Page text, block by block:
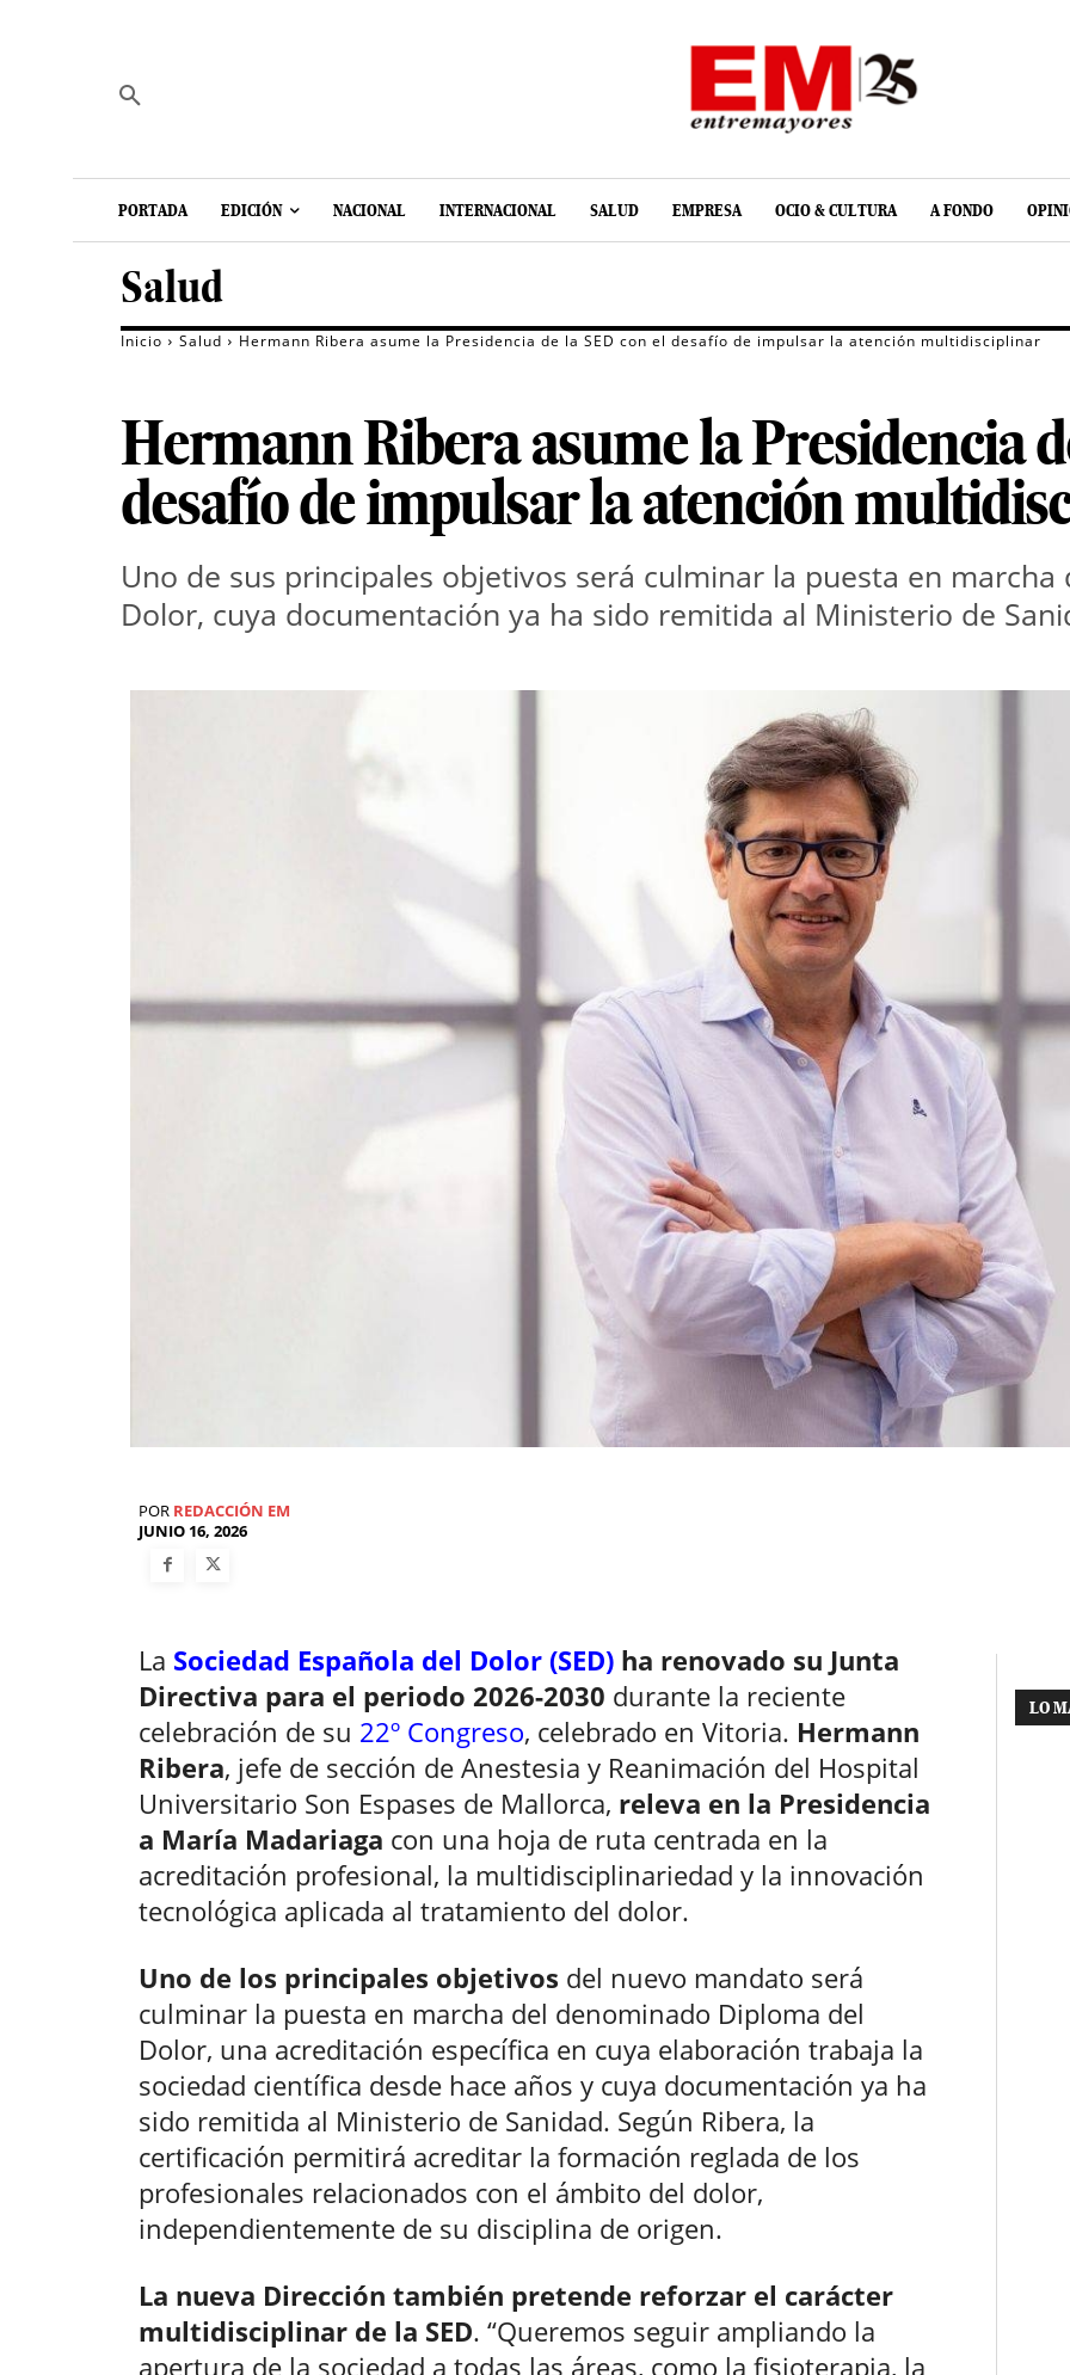
PORTADA EDICIÓN NACIONAL INTERNACIONAL SALUD EMPRESA OCIO & CULTURA A FONDO
Salud
Inicio Salud Hermann Ribera asume la Presidencia de la SED con el desafío de impulsar la atención multidisciplinar
Hermann Ribera asume la Presidencia
desafío de impulsar la atención
Uno de sus principales objetivos será culminar la puesta en
Dolor, cuya documentación ya ha sido remitida al Ministerio de
POR REDACCIÓN EM
JUNIO 16, 2026
La Sociedad Española del Dolor (SED) ha renovado su Junta
Directiva para el periodo 2026-2030 durante la reciente
celebración de su 22º Congreso, celebrado en Vitoria. Hermann
Ribera, jefe de sección de Anestesia y Reanimación del Hospital
Universitario Son Espases de Mallorca, releva en la Presidencia
a María Madariaga con una hoja de ruta centrada en la
acreditación profesional, la multidisciplinariedad y la innovación
tecnológica aplicada al tratamiento del dolor.
Uno de los principales objetivos del nuevo mandato será
culminar la puesta en marcha del denominado Diploma del
Dolor, una acreditación específica en cuya elaboración trabaja la
sociedad científica desde hace años y cuya documentación ya ha
sido remitida al Ministerio de Sanidad. Según Ribera, la
certificación permitirá acreditar la formación reglada de los
profesionales relacionados con el ámbito del dolor,
independientemente de su disciplina de origen.
La nueva Dirección también pretende reforzar el carácter
multidisciplinar de la SED. “Queremos seguir ampliando la
apertura de la sociedad a todas las áreas, como la fisioterapia, la
LO